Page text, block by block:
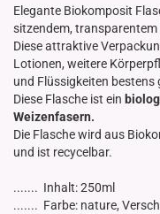
Elegante Biokomposit
sitzendem, transparentem
Diese attraktive
Lotionen, weitere
und Flüssigkeiten bestens
Diese Flasche ist ein
Weizenfasern.
Die Flasche wird aus
und ist recycelbar.
....... Inhalt: 250ml
....... Farbe: nature,